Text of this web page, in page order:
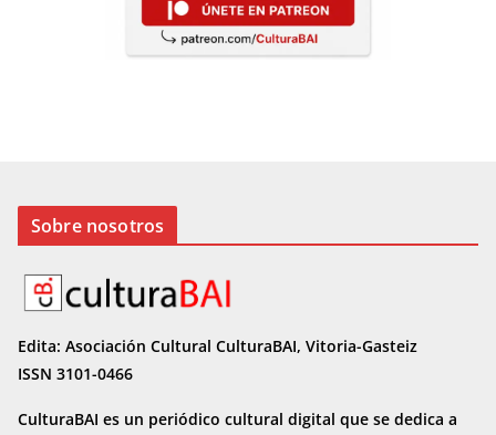
Sobre nosotros
Edita: Asociación Cultural CulturaBAI, Vitoria-Gasteiz
ISSN 3101-0466
CulturaBAI es un periódico cultural digital que se dedica a